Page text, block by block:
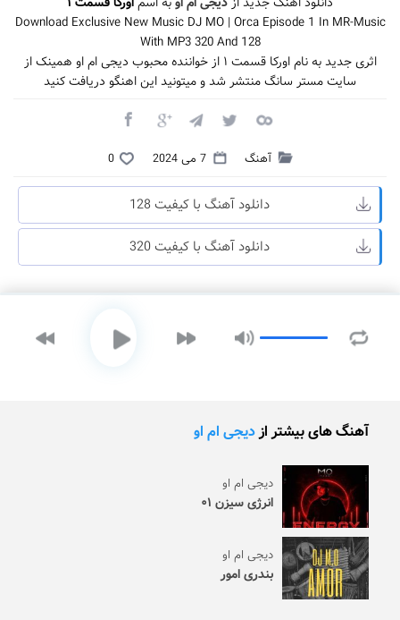
Download Exclusive New Music DJ MO | Orca Episode 1 In MR-Music
With MP3 320 And 128
اثری جدید به نام اورکا قسمت ۱ از خواننده محبوب دیجی ام او همینک از
سایت مستر سانگ منتشر شد و میتونید این اهنگو دریافت کنید
آهنگ 7 می 2024 0
دانلود آهنگ با کیفیت 128
دانلود آهنگ با کیفیت 320
آهنگ های بیشتر ازدیجی ام او
دیجی ام او
انرژی سیزن ۰۱
دیجی ام او
بندری امور